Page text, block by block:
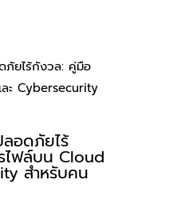
อดภัยไร้
ไฟล์บน Cloud
สำหรับคน